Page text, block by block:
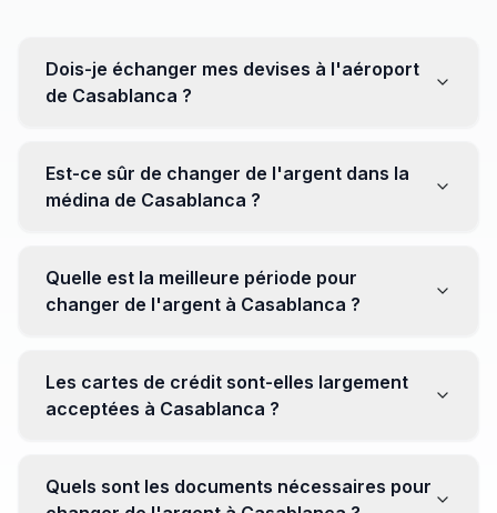
Dois-je échanger mes devises à l'aéroport
de Casablanca ?
être moins avantageux. Orientez-vous plutôt vers les
bureaux de change en ville pour obtenir de meilleurs
Est-ce sûr de changer de l'argent dans la
médina de Casablanca ?
établissements réputés pour éviter les surprises.
Quelle est la meilleure période pour
changer de l'argent à Casablanca ?
soyez attentif aux fluctuations pour maximiser la valeur
de vos devises.
Les cartes de crédit sont-elles largement
acceptées à Casablanca ?
Cependant, avoir un peu de monnaie locale peut être
Quels sont les documents nécessaires pour